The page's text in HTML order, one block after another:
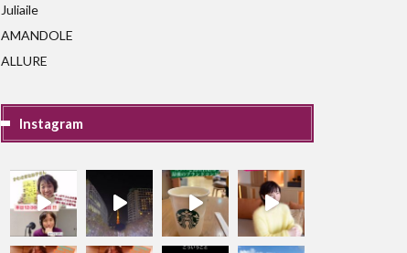
Juliaile
AMANDOLE
ALLURE
Instagram